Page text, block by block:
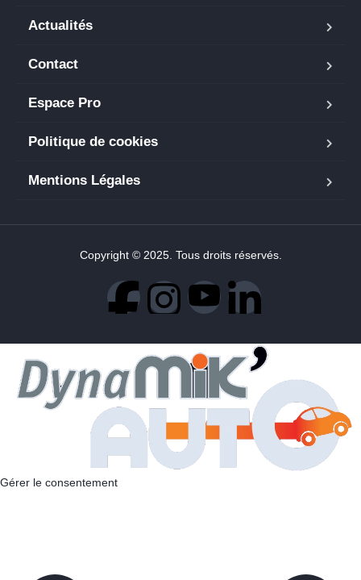
Actualités
Contact
Espace Pro
Politique de cookies
Mentions Légales
Copyright © 2025. Tous droits réservés.
Gérer le consentement